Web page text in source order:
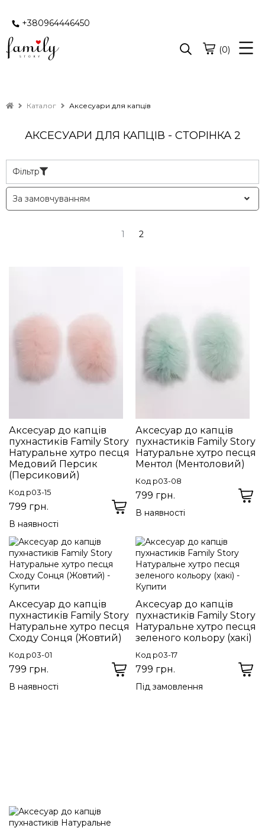
+380964446450
(0)
Каталог Аксесуари для капців
АКСЕСУАРИ ДЛЯ КАПЦІВ - СТОРІНКА 2
Фільтр
1 2
Аксесуар до капців
пухнастиків Family Story
Натуральне хутро песця
Медовий Персик
(Персиковий)
Код p03-15
799 грн.
В наявності
Аксесуар до капців
пухнастиків Family Story
Натуральне хутро песця
Ментол (Ментоловий)
Код p03-08
799 грн.
В наявності
Аксесуар до капців
пухнастиків Family Story
Натуральне хутро песця
Сходу Сонця (Жовтий)
Код p03-01
799 грн.
В наявності
Аксесуар до капців
пухнастиків Family Story
Натуральне хутро песця
зеленого кольору (хакі)
Код p03-17
799 грн.
Під замовлення